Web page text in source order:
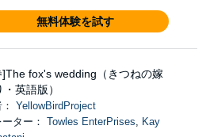
無料体験を試す
]The fox's wedding（きつねの嫁
・英語版）
YellowBirdProject
ター： Towles EnterPrises, Kay